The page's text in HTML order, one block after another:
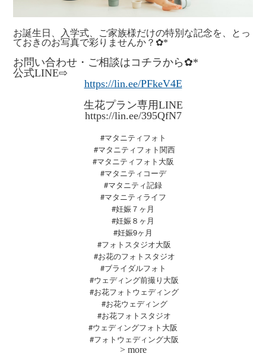
お誕生日、入学式、ご家族様だけの特別な記念を、とっ
ておきのお写真で彩りませんか？✿*
お問い合わせ・ご相談はコチラから✿*
公式LINE⇨
https://lin.ee/PFkeV4E
生花プラン専用LINE
https://lin.ee/395QfN7
#マタニティフォト
#マタニティフォト関西
#マタニティフォト大阪
#マタニティコーデ
#マタニティ記録
#マタニティライフ
#妊娠７ヶ月
#妊娠８ヶ月
#妊娠9ヶ月
#フォトスタジオ大阪
#お花のフォトスタジオ
#ブライダルフォト
#ウェディング前撮り大阪
#お花フォトウェディング
#お花ウェディング
#お花フォトスタジオ
#ウェディングフォト大阪
#フォトウェディング大阪
>more